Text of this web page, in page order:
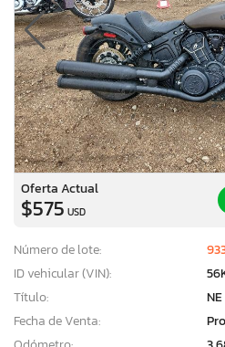
Oferta Actual
$575 USD
Número de lote:
ID vehicular (VIN):
Título:
Fecha de Venta: